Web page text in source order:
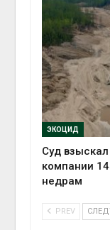
ЭКОЦИД
Суд
компании
недрам
PREV